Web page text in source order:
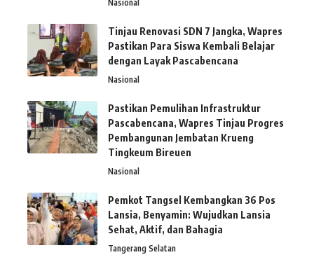
Nasional
Tinjau Renovasi SDN 7 Jangka, Wapres
Pastikan Para Siswa Kembali Belajar
dengan Layak Pascabencana
Nasional
Pastikan Pemulihan Infrastruktur
Pascabencana, Wapres Tinjau Progres
Pembangunan Jembatan Krueng
Tingkeum Bireuen
Nasional
Pemkot Tangsel Kembangkan 36 Pos
Lansia, Benyamin: Wujudkan Lansia
Sehat, Aktif, dan Bahagia
Tangerang Selatan